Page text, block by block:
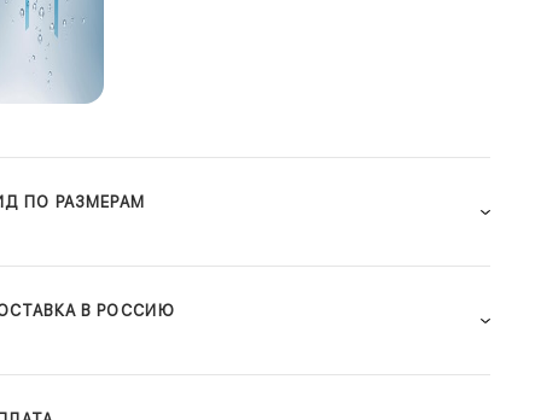
ПО РАЗМЕРАМ
В РОССИЮ